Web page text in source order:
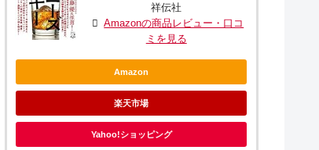
祥伝社
Amazonの商品レビュー・口コ
ミを見る
Amazon
楽天市場
Yahoo!ショッピング